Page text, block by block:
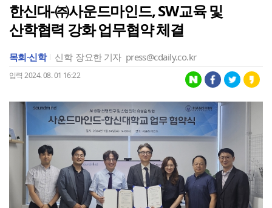
한신대-㈜사운드마인드, SW교육 및
산학협력 강화 업무협약 체결
목회·신학 신학 장요한 기자 press@cdaily.co.kr
입력 2024. 08. 01 16:22